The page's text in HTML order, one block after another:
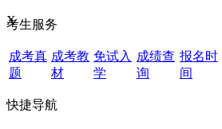
X
考生服务
成考真
题
成考教
材
免试入
学
成绩查
询
报名时
间
快捷导航